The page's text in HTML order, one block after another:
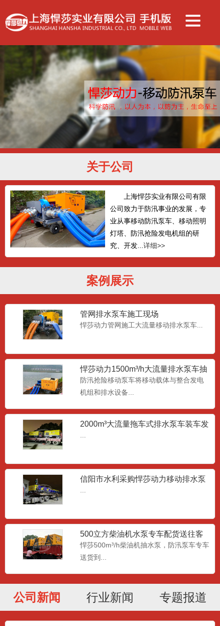
关于公司
上海悍莎实业有限公司有限
公司致力于防汛事业的发展，专
业从事移动防汛泵车、移动照明
灯塔、防汛抢险发电机组的研
究、开发...详细>>
案例展示
管网排水泵车施工现场
悍莎动力管网施工大流量移动排水泵车...
悍莎动力1500m³/h大流量排水泵车抽
水现场
防汛抢险移动泵车将移动载体与整合发电
机组和排水设备...
2000m³大流量拖车式排水泵车装车发
...
信阳市水利采购悍莎动力移动排水泵
...
500立方柴油机水泵专车配货送往客
户现场
悍莎500m³/h柴油机抽水泵，防汛泵车专车
送货到...
公司新闻 行业新闻 专题报道
6寸小型汽油机水泵
悍莎动力小型 6 寸汽柴油机自吸水泵，分
为汽油动力、柴油动力...
高扬程潜水泵
高扬程防汛泵是相对大流量的泵而言，大